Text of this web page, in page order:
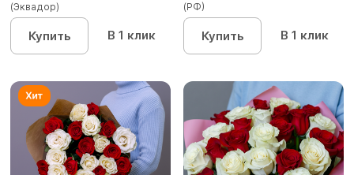
(Эквадор)
Купить В 1 клик
(РФ)
Купить В 1 клик